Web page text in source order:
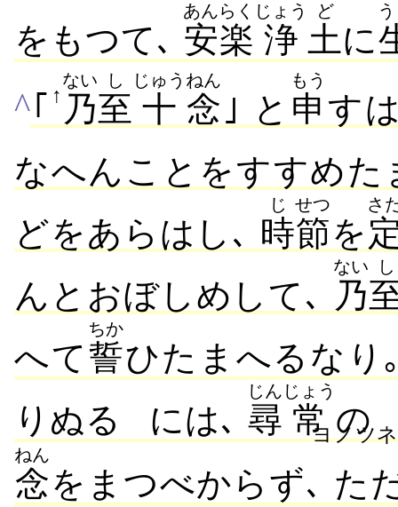
をもつて､ 安楽
あんらく
浄
じょう
土
ど
に
^｢ ↑ 乃
ない
至
し
十
じゅう
念
ねん
｣ と 申
もう
す
なへんことをすすめ
どをあらはし､ 時
じ
節
せつ
を
さ
んとおぼしめして､ 乃
ない し
へて誓
ちか
ひたまへるなり
りぬる
には､ 尋
じん
常
じょう
の
ヨノツ
念
ねん
をまつべからず､ た